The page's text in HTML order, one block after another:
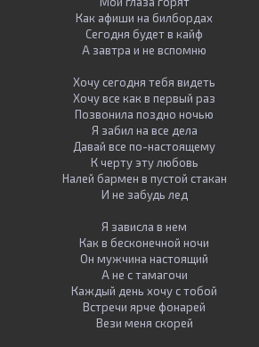
Как афиши на билбордах
Сегодня будет в кайф
А завтра и не вспомню
Хочу сегодня тебя видеть
Хочу все как в первый раз
Позвонила поздно ночью
Я забил на все дела
Давай все по-настоящему
К черту эту любовь
Налей бармен в пустой стакан
И не забудь лед
Я зависла в нем
Как в бесконечной ночи
Он мужчина настоящий
А не с тамагочи
Каждый день хочу с тобой
Встречи ярче фонарей
Вези меня скорей